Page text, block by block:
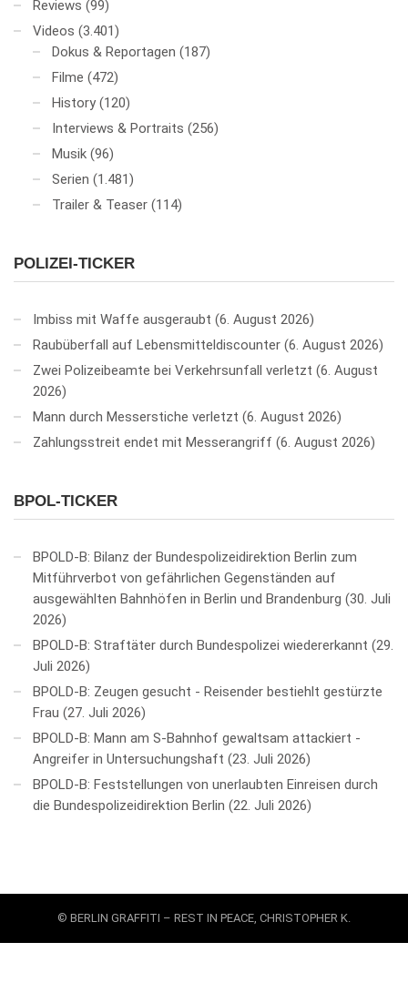
Reviews (99)
Videos (3.401)
Dokus & Reportagen (187)
Filme (472)
History (120)
Interviews & Portraits (256)
Musik (96)
Serien (1.481)
Trailer & Teaser (114)
POLIZEI-TICKER
Imbiss mit Waffe ausgeraubt 6. August 2026
Raubüberfall auf Lebensmitteldiscounter 6. August 2026
Zwei Polizeibeamte bei Verkehrsunfall verletzt 6. August
2026
Mann durch Messerstiche verletzt 6. August 2026
Zahlungsstreit endet mit Messerangriff 6. August 2026
BPOL-TICKER
BPOLD-B: Bilanz der Bundespolizeidirektion Berlin zum
Mitführverbot von gefährlichen Gegenständen auf
ausgewählten Bahnhöfen in Berlin und Brandenburg 30. Juli
2026
BPOLD-B: Straftäter durch Bundespolizei wiedererkannt
29.
Juli 2026
BPOLD-B: Zeugen gesucht - Reisender bestiehlt gestürzte
Frau
27. Juli 2026
BPOLD-B: Mann am S-Bahnhof gewaltsam attackiert -
Angreifer in Untersuchungshaft
23. Juli 2026
BPOLD-B: Feststellungen von unerlaubten Einreisen durch
die Bundespolizeidirektion Berlin
22. Juli 2026
© BERLIN GRAFFITI – REST IN PEACE, CHRISTOPHER K.